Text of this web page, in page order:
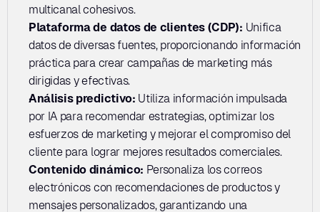
multicanal cohesivos.
Plataforma de datos de clientes (CDP): Unifica
datos de diversas fuentes, proporcionando información
práctica para crear campañas de marketing más
dirigidas y efectivas.
Análisis predictivo: Utiliza información impulsada
por IA para recomendar estrategias, optimizar los
esfuerzos de marketing y mejorar el compromiso del
cliente para lograr mejores resultados comerciales.
Contenido dinámico: Personaliza los correos
electrónicos con recomendaciones de productos y
mensajes personalizados, garantizando una